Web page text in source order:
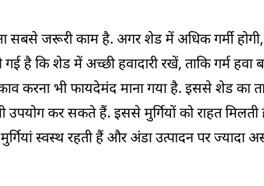
सबसे जरूरी काम है. अगर शेड में अधिक गर्मी होगी,
है कि शेड में अच्छी हवादारी रखें, ताकि गर्म हवा
करना भी फायदेमंद माना गया है. इससे शेड का
कर सकते हैं. इससे मुर्गियों को राहत मिलती
स्वस्थ रहती हैं और अंडा उत्पादन पर ज्यादा